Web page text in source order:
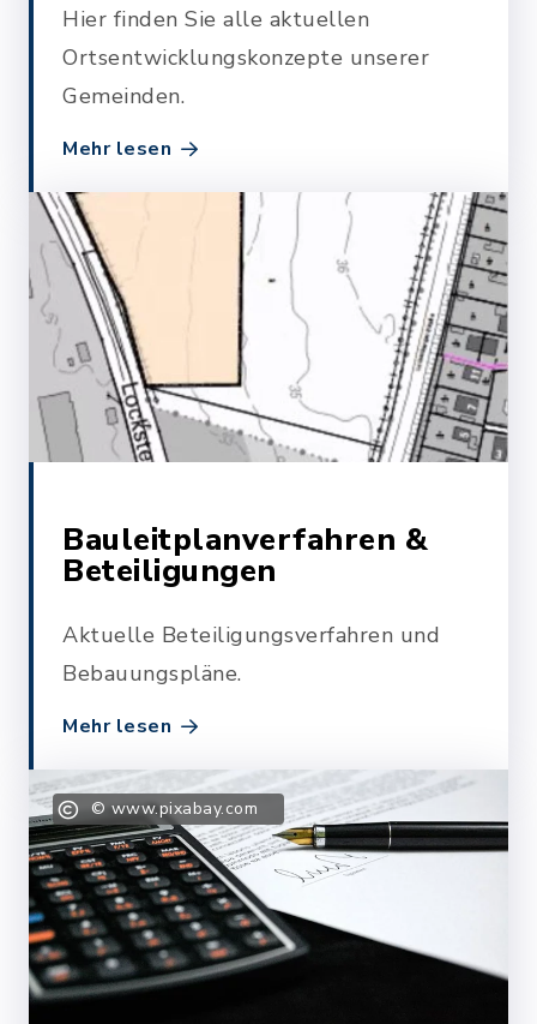
Hier finden Sie alle aktuellen
Ortsentwicklungskonzepte unserer
Gemeinden.
Mehr lesen
Bauleitplanverfahren &
Beteiligungen
Aktuelle Beteiligungsverfahren und
Bebauungspläne.
Mehr lesen
© www.pixabay.com